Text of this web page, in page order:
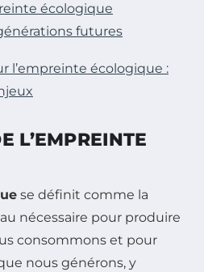
écologique
futures
l’empreinte écologique :
L’EMPREINTE
se définit comme la
nécessaire pour produire
consommons et pour
nous générons, y